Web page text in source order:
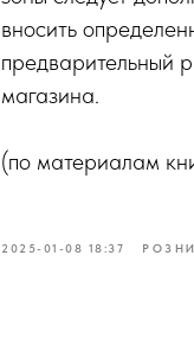
вносить
предварительный
магазина.
(по материалам
2025-01-08 18:37